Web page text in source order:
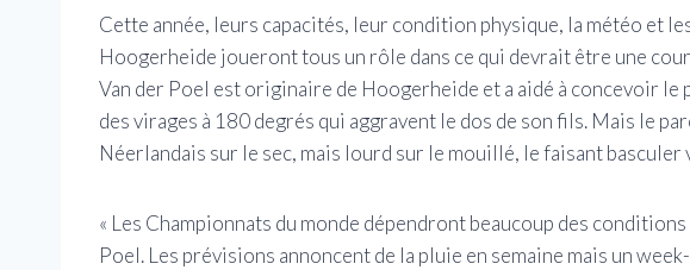
Cette année, leurs capacités, leur condition physique, la météo et
Hoogerheide joueront tous un rôle dans ce qui devrait être une
Van der Poel est originaire de Hoogerheide et a aidé à concevoir
des virages à 180 degrés qui aggravent le dos de son fils. Mais le
Néerlandais sur le sec, mais lourd sur le mouillé, le faisant basculer
« Les Championnats du monde dépendront beaucoup des
Poel. Les prévisions annoncent de la pluie en semaine mais un